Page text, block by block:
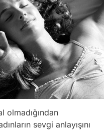
olmadığından
sevgi anlayışını